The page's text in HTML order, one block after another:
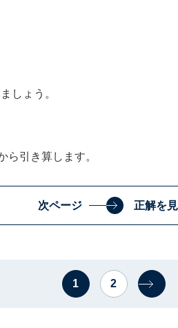
しょう。
ら引き算します。
次ページ 正解を
1 2